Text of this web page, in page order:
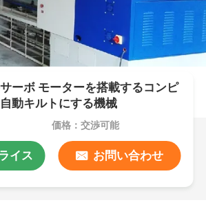
ーボ モーターを搭載するコンピ
動キルトにする機械
価格：交渉可能
イス お問い合わせ